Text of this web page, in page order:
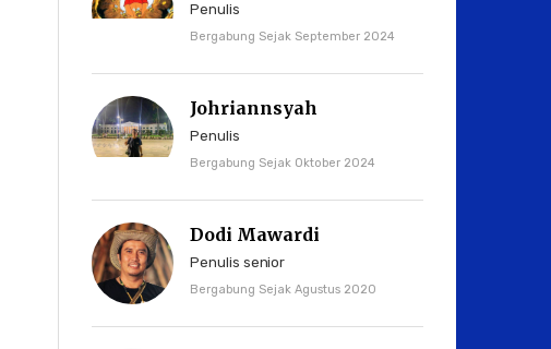
Penulis
Bergabung Sejak September 2024
Johriannsyah
Penulis
Bergabung Sejak Oktober 2024
Dodi Mawardi
Penulis senior
Bergabung Sejak Agustus 2020